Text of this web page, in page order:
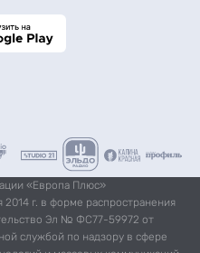
«Европа Плюс»
2014 г. в форме распространения
Эл № ФС77-59972 от
службой по надзору в сфере